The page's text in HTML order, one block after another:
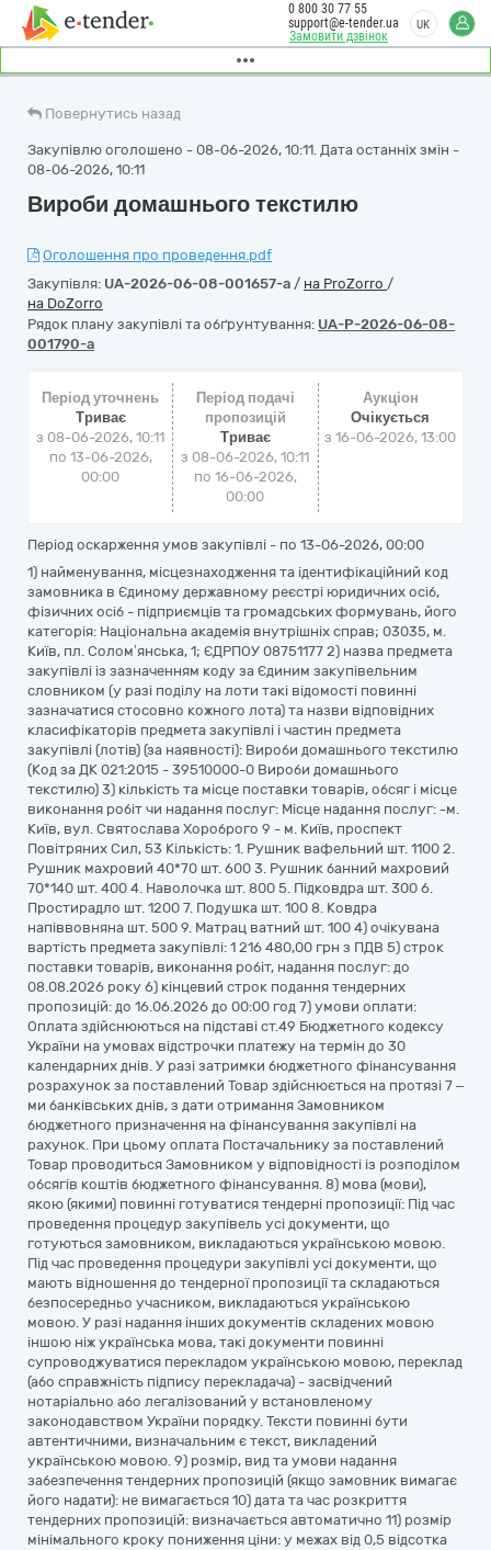
Замовити дзвінок
0 800 30 77 55
support@e-tender.ua
UK
Повернутись назад
Закупівлю оголошено - 08-06-2026, 10:11. Дата останніх змін -
08-06-2026, 10:11
Вироби домашнього текстилю
Оголошення про проведення.pdf
Закупівля: UA-2026-06-08-001657-a / на ProZorro /
на DoZorro
Рядок плану закупівлі та обґрунтування: UA-P-2026-06-08-
001790-a
Період уточнень
Триває
з 08-06-2026, 10:11
по 13-06-2026,
00:00
Період подачі
пропозицій
Триває
з 08-06-2026, 10:11
по 16-06-2026,
00:00
Аукціон
Очікується
з16-06-2026, 13:00
Період оскарження умов закупівлі - по 13-06-2026, 00:00
1) найменування, місцезнаходження та ідентифікаційний код
замовника в Єдиному державному реєстрі юридичних осіб,
фізичних осіб - підприємців та громадських формувань, його
категорія: Національна академія внутрішніх справ; 03035, м.
Київ, пл. Солом’янська, 1; ЄДРПОУ 08751177 2) назва предмета
закупівлі із зазначенням коду за Єдиним закупівельним
словником (у разі поділу на лоти такі відомості повинні
зазначатися стосовно кожного лота) та назви відповідних
класифікаторів предмета закупівлі і частин предмета
закупівлі (лотів) (за наявності): Вироби домашнього текстилю
(Код за ДК 021:2015 - 39510000-0 Вироби домашнього
текстилю) 3) кількість та місце поставки товарів, обсяг і місце
виконання робіт чи надання послуг: Місце надання послуг: -м.
Київ, вул. Святослава Хороброго 9 - м. Київ, проспект
Повітряних Сил, 53 Кількість: 1. Рушник вафельний шт. 1100 2.
Рушник махровий 40*70 шт. 600 3. Рушник банний махровий
70*140 шт. 400 4. Наволочка шт. 800 5. Підковдра шт. 300 6.
Простирадло шт. 1200 7. Подушка шт. 100 8. Ковдра
напіввовняна шт. 500 9. Матрац ватний шт. 100 4) очікувана
вартість предмета закупівлі: 1 216 480,00 грн з ПДВ 5) строк
поставки товарів, виконання робіт, надання послуг: до
08.08.2026 року 6) кінцевий строк подання тендерних
пропозицій: до 16.06.2026 до 00:00 год 7) умови оплати:
Оплата здійснюються на підставі ст.49 Бюджетного кодексу
України на умовах відстрочки платежу на термін до 30
календарних днів. У разі затримки бюджетного фінансування
розрахунок за поставлений Товар здійснюється на протязі 7 –
ми банківських днів, з дати отримання Замовником
бюджетного призначення на фінансування закупівлі на
рахунок. При цьому оплата Постачальнику за поставлений
Товар проводиться Замовником у відповідності із розподілом
обсягів коштів бюджетного фінансування. 8) мова (мови),
якою (якими) повинні готуватися тендерні пропозиції: Під час
проведення процедур закупівель усі документи, що
готуються замовником, викладаються українською мовою.
Під час проведення процедури закупівлі усі документи, що
мають відношення до тендерної пропозиції та складаються
безпосередньо учасником, викладаються українською
мовою. У разі надання інших документів складених мовою
іншою ніж українська мова, такі документи повинні
супроводжуватися перекладом українською мовою, переклад
(або справжність підпису перекладача) - засвідчений
нотаріально або легалізований у встановленому
законодавством України порядку. Тексти повинні бути
автентичними, визначальним є текст, викладений
українською мовою. 9) розмір, вид та умови надання
забезпечення тендерних пропозицій (якщо замовник вимагає
його надати): не вимагається 10) дата та час розкриття
тендерних пропозицій: визначається автоматично 11) розмір
мінімального кроку пониження ціни: у межах від 0,5 відсотка